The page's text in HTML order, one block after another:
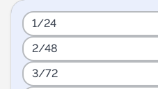
1/24
2/48
3/72